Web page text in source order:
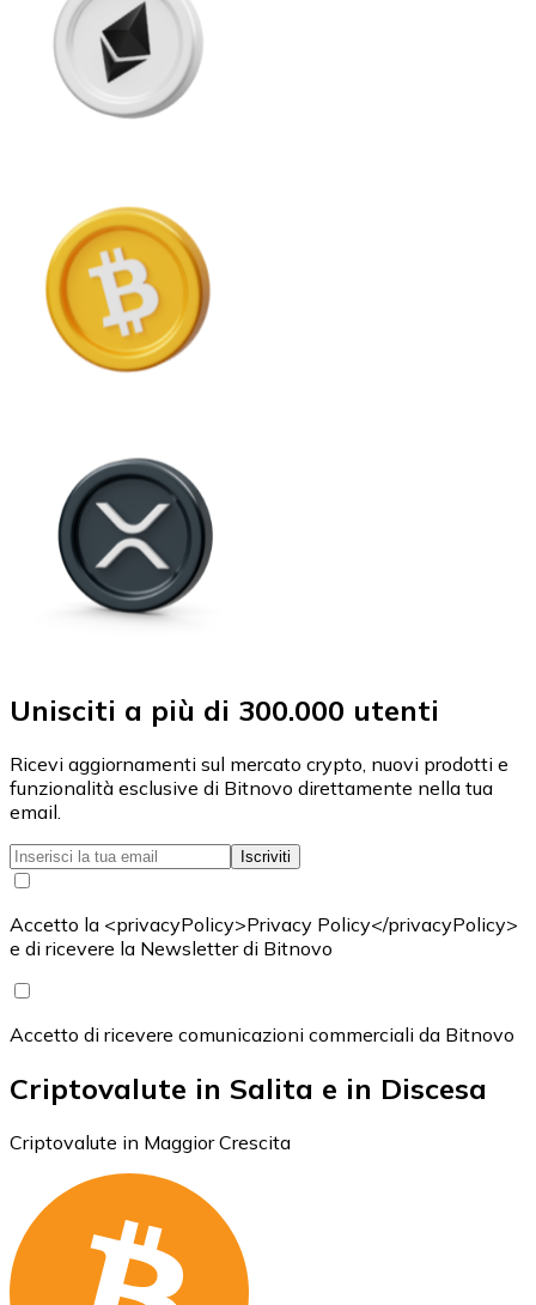
Unisciti a più di 300.000 utenti
Ricevi aggiornamenti sul mercato crypto, nuovi prodotti e
funzionalità esclusive di Bitnovo direttamente nella tua
email.
Iscriviti
Accetto la <privacyPolicy>Privacy Policy</privacyPolicy>
e di ricevere la Newsletter di Bitnovo
Accetto di ricevere comunicazioni commerciali da Bitnovo
Criptovalute in Salita e in Discesa
Criptovalute in Maggior Crescita